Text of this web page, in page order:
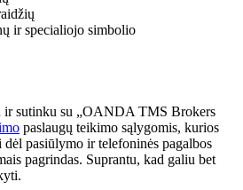
ir specialiojo simbolio
ir sutinku su „OANDA TMS Brokers
paslaugų teikimo sąlygomis, kurios
pasiūlymo ir telefoninės pagalbos
pagrindas. Suprantu, kad galiu bet